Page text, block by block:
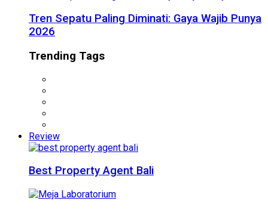
Tren Sepatu Paling Diminati: Gaya Wajib Punya
2026
Trending Tags
Review
Best Property Agent Bali